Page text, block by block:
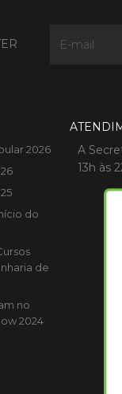
2026
do
de
no
2024
A
13h às